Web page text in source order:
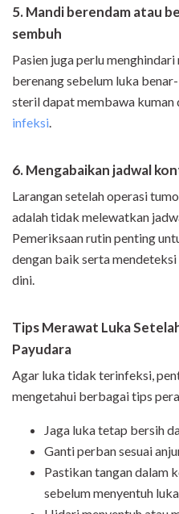
5. Mandi berendam atau
sembuh
Pasien juga perlu
berenang sebelum luka
steril dapat membawa kuman
infeksi.
6. Mengabaikan jadwal
Larangan setelah operasi
adalah tidak melewatkan
Pemeriksaan rutin penting
dengan baik serta
dini.
Tips Merawat Luka
Payudara
Agar luka tidak terinfeksi,
mengetahui berbagai tips
Jaga luka tetap bersih
Ganti perban sesuai
Pastikan tangan dalam
sebelum menyentuh